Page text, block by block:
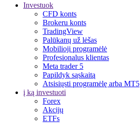
Investuok
CFD konts
Brokeru konts
TradingView
Palūkanų už lėšas
Mobilioji programėlė
Profesionalus klientas
Meta trader 5
Papildyk sąskaitą
Atsisiųsti programėlę arba MT5
į ką investuoti
Forex
Akcijų
ETFs